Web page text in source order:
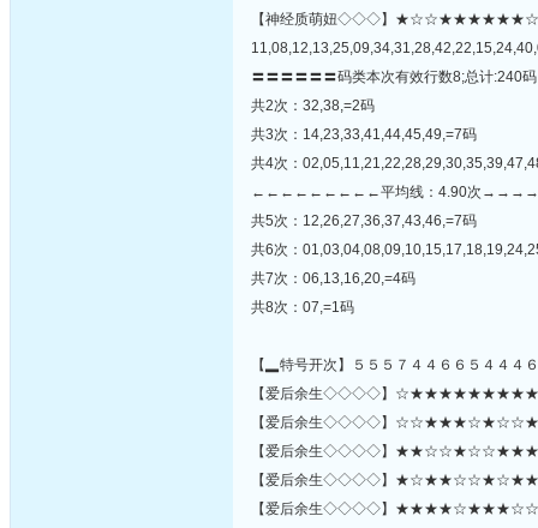
【神经质萌妞◇◇◇】
〓〓〓〓〓〓码类本次有效行数8;总计:240
共2次：32,38,=2码
共3次：14,23,33,41,44,45,49,=7码
共4次：
←←←←←←←←←平均线：4.90次
共5次：12,26,27,36,37,43,46,=7码
共6次：
共7次：06,13,16,20,=4码
共8次：07,=1码
【▂特号开次】５５５７４４６６５４４４
【爱后余生◇◇◇◇】
【爱后余生◇◇◇◇】
【爱后余生◇◇◇◇】
【爱后余生◇◇◇◇】
【爱后余生◇◇◇◇】